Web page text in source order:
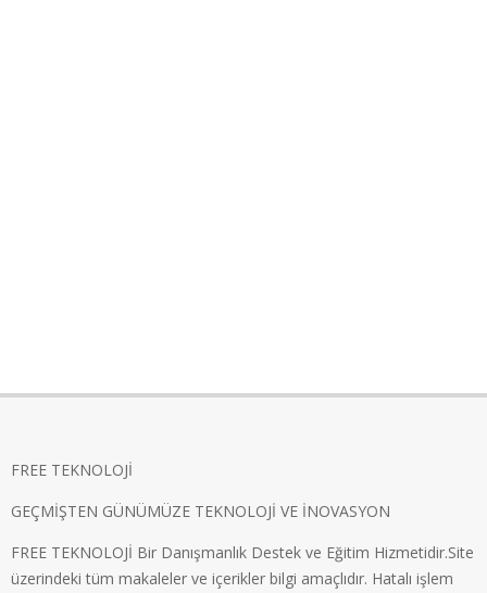
FREE TEKNOLOJİ
GEÇMİŞTEN GÜNÜMÜZE TEKNOLOJİ VE İNOVASYON
FREE TEKNOLOJİ Bir Danışmanlık Destek ve Eğitim Hizmetidir.Site
üzerindeki tüm makaleler ve içerikler bilgi amaçlıdır. Hatalı işlem